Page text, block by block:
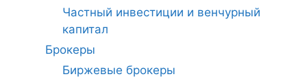
Частный инвестиции и венчурный
капитал
Брокеры
Биржевые брокеры